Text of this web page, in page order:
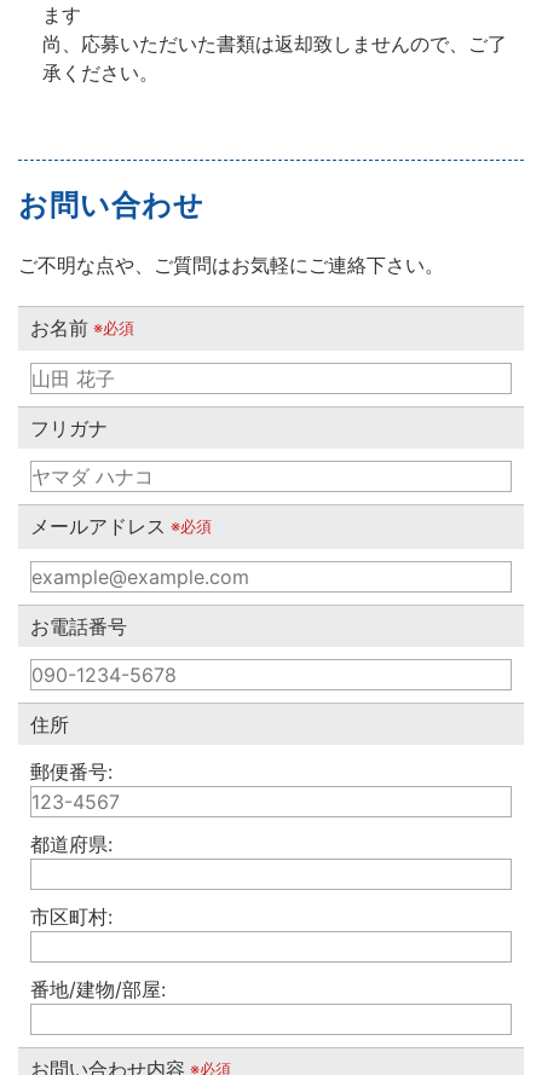
ます
尚、応募いただいた書類は返却致しませんので、ご了
承ください。
お問い合わせ
ご不明な点や、ご質問はお気軽にご連絡下さい。
お名前 ※必須
フリガナ
メールアドレス ※必須
お電話番号
住所
郵便番号:
都道府県:
市区町村:
番地/建物/部屋:
お問い合わせ内容 ※必須